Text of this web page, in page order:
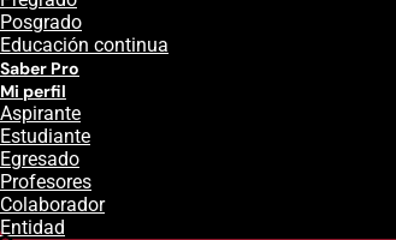
Posgrado
Educación continua
Saber Pro
Mi perfil
Aspirante
Estudiante
Egresado
Profesores
Colaborador
Entidad